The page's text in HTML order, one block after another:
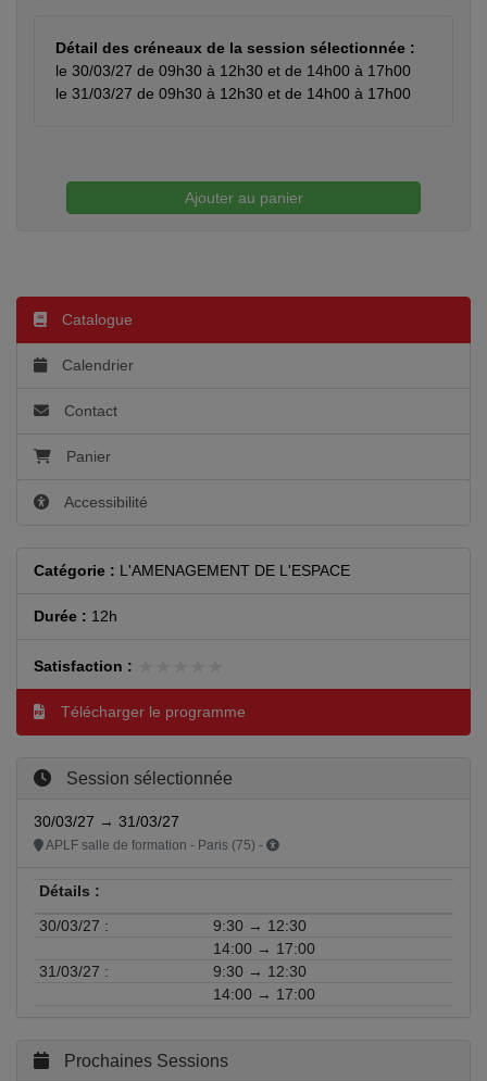
Détail des créneaux de la session sélectionnée :
le 30/03/27 de 09h30 à 12h30 et de 14h00 à 17h00
le 31/03/27 de 09h30 à 12h30 et de 14h00 à 17h00
Ajouter au panier
Catalogue
Calendrier
Contact
Panier
Accessibilité
Catégorie : L'AMENAGEMENT DE L'ESPACE
Durée : 12h
Satisfaction :
Télécharger le programme
Session sélectionnée
30/03/27 → 31/03/27
APLF salle de formation - Paris (75) -
Détails :
30/03/27 :
9:30 → 12:30
14:00 → 17:00
31/03/27 :
9:30 → 12:30
14:00 → 17:00
Prochaines Sessions